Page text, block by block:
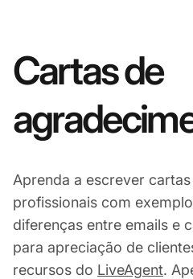
Cartas de
Aprenda a escrever
profissionais com
diferenças entre emails e
para apreciação de
recursos do LiveAgent.